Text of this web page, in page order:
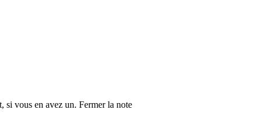
si vous en avez un. Fermer la note